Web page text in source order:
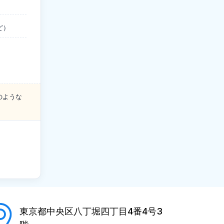
ような
東京都中央区八丁堀四丁目4番4号3